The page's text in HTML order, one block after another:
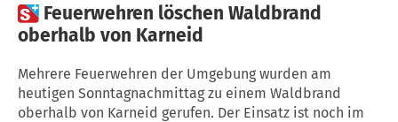
 Feuerwehren löschen Waldbrand
oberhalb von Karneid
Mehrere Feuerwehren der Umgebung wurden am
heutigen Sonntagnachmittag zu einem Waldbrand
oberhalb von Karneid gerufen. Der Einsatz ist noch im